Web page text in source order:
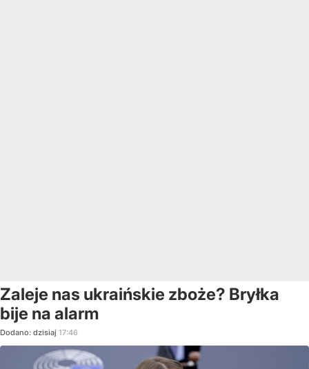
Zaleje nas ukraińskie zboże? Bryłka
bije na alarm
Dodano: dzisiaj 17:46